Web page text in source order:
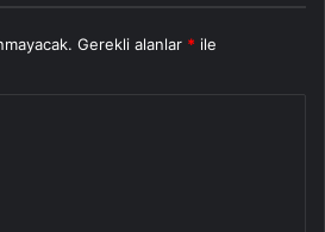
Gerekli alanlar * ile